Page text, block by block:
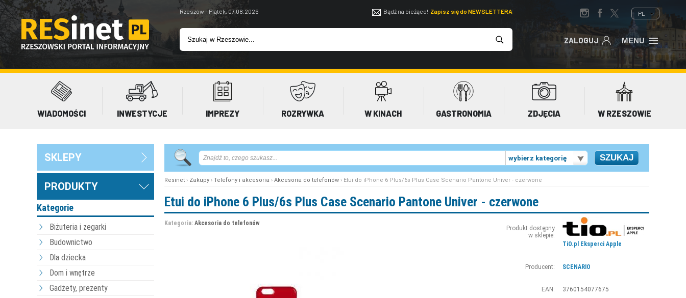
Rzeszów - Piątek, 07.08.2026 Bądź na bieżąco! Zapisz się do NEWSLETTERA PL
ZALOGUJ MENU
WIADOMOŚCI INWESTYCJE IMPREZY ROZRYWKA W KINACH GASTRONOMIA ZDJĘCIA W RZESZOWIE
SKLEPY
PRODUKTY
Kategorie
Biżuteria i zegarki
Budownictwo
Dla dziecka
Dom i wnętrze
Gadżety, prezenty
wybierz kategorię
Resinet › Zakupy › Telefony i akcesoria › Akcesoria do telefonów › Etui do iPhone 6 Plus/6s Plus Case Scenario Pantone Univer - czerwone
Etui do iPhone 6 Plus/6s Plus Case Scenario Pantone Univer - czerwone
Kategoria: Akcesoria do telefonów
Produkt dostępny
w sklepie:
TiO.pl Eksperci Apple
Producent: SCENARIO
EAN: 3760154077675